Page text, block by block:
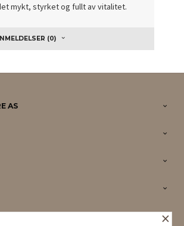
mykt, styrket og fullt av vitalitet.
(0)
AS
×